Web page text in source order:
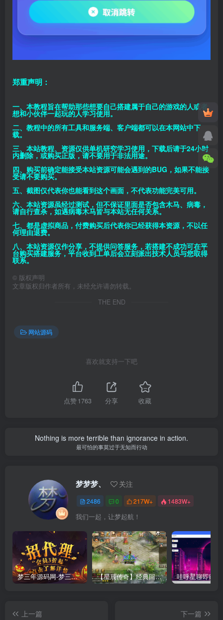
郑重声明：
一、本教程旨在帮助那些想要自己搭建属于自己的游戏的人或者
想和小伙伴一起玩的人学习使用。
二、教程中的所有工具和服务端、客户端都可以在本网站中下
载。
三、本站教程、资源仅供单机研究学习使用，下载后请于24小时
内删除，或购买正版，请不要用于非法用途。
四、购买前确定能接受本站资源可能会遇到的BUG，如果不能接
受请不要购买。
五、截图仅代表你也能看到这个画面，不代表功能完美可用。
六、本站资源虽经过测试，但不保证里面是否包含木马、病毒，
请自行查杀，如遇病毒木马皆与本站无任何关系。
七、都是虚拟商品，付费购买后代表你已经获得本资源，不以任
何理由退费。
八、本站资源仅作分享，不提供问答服务，若搭建不成功可在平
台购买搭建服务，平台收到工单后会立刻派出技术人员与您取得
联系。
© 版权声明
文章版权归作者所有，未经允许请勿转载。
THE END
网站源码
喜欢就支持一下吧
点赞1763 分享 收藏
Nothing is more terrible than ignorance in action.
最可怕的事莫过于无知而行动
梦梦梦、 关注
2486 0 217W+ 1483W+
我们一起，让梦起航！
梦三年源码网-梦三年ym会员代理详情 【星辰传奇】经典回合制手游+安卓端+GM工具+详细搭建教程
上一篇
下一篇